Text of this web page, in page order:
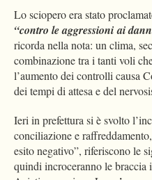
Lo sciopero era stato
“contro le aggressioni ai
ricorda nella nota: un clima,
combinazione tra i tanti voli
l’aumento dei controlli causa
dei tempi di attesa e del
Ieri in prefettura si è svolto
conciliazione e
esito negativo”, riferiscono le
quindi incroceranno le